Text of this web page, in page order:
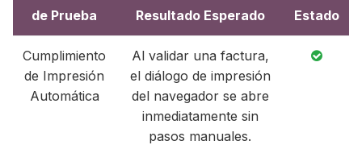
de Prueba
Resultado Esperado Estado
Cumplimiento
de Impresión
Automática
Al validar una factura,
el diálogo de impresión
del navegador se abre
inmediatamente sin
pasos manuales.